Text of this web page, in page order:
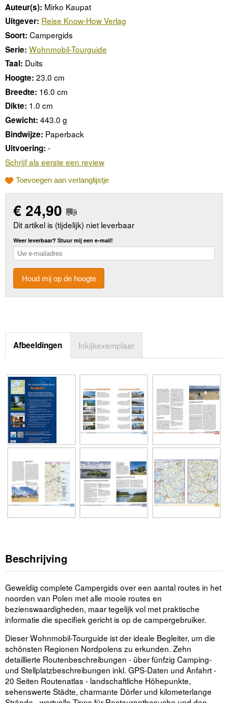
Auteur(s): Mirko Kaupat
Uitgever: Reise Know-How Verlag
Soort: Campergids
Serie: Wohnmobil-Tourguide
Taal: Duits
Hoogte: 23.0 cm
Breedte: 16.0 cm
Dikte: 1.0 cm
Gewicht: 443.0 g
Bindwijze: Paperback
Uitvoering: -
Schrijf als eerste een review
Toevoegen aan verlanglijstje
€ 24,90
Dit artikel is (tijdelijk) niet leverbaar
Weer leverbaar? Stuur mij een e-mail!
Houd mij op de hoogte
Afbeeldingen Inkijkexemplaar
Beschrijving
Geweldig complete Campergids over een aantal routes in het
noorden van Polen met alle mooie routes en
bezienswaardigheden, maar tegelijk vol met praktische
informatie die specifiek gericht is op de campergebruiker.
Dieser Wohnmobil-Tourguide ist der ideale Begleiter, um die
schönsten Regionen Nordpolens zu erkunden. Zehn
detaillierte Routenbeschreibungen - über fünfzig Camping-
und Stellplatzbeschreibungen inkl. GPS-Daten und Anfahrt -
20 Seiten Routenatlas - landschaftliche Höhepunkte,
sehenswerte Städte, charmante Dörfer und kilometerlange